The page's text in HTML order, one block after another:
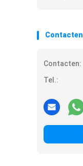
Contacten
Contacten:
Tel.: